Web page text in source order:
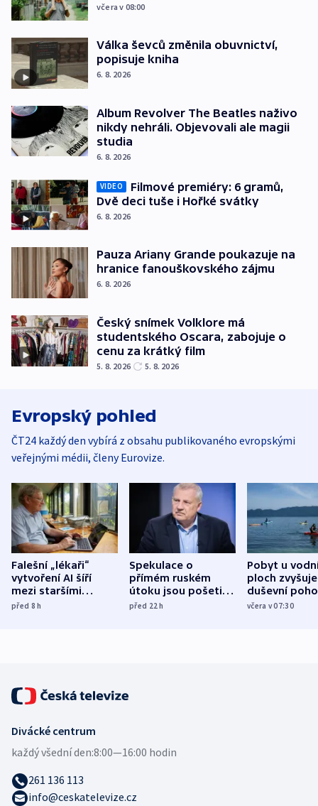
včera v 08:00
Válka ševců změnila obuvnictví,
popisuje kniha
6. 8. 2026
Album Revolver The Beatles naživo
nikdy nehráli. Objevovali ale magii
studia
6. 8. 2026
VIDEO
Filmové premiéry: 6 gramů,
Dvě deci tuše i Hořké svátky
6. 8. 2026
Pauza Ariany Grande poukazuje na
hranice fanouškovského zájmu
6. 8. 2026
Český snímek Volklore má
studentského Oscara, zabojuje o
cenu za krátký film
5. 8. 2026 5. 8. 2026
Evropský pohled
ČT24 každý den vybírá z obsahu publikovaného evropskými
veřejnými médii, členy Eurovize.
Falešní „lékaři“
vytvoření AI šíří
mezi staršími
Poláky nebezpečné
před 8h
Spekulace o
přímém ruském
útoku jsou pošetilé,
míní estonský
před 22h
Pobyt u
ploch zvyšuje
duševní
ukázala
včera v 07:30
Divácké centrum
každý všední den:8:00—16:00 hodin
261 136 113
info@ceskatelevize.cz